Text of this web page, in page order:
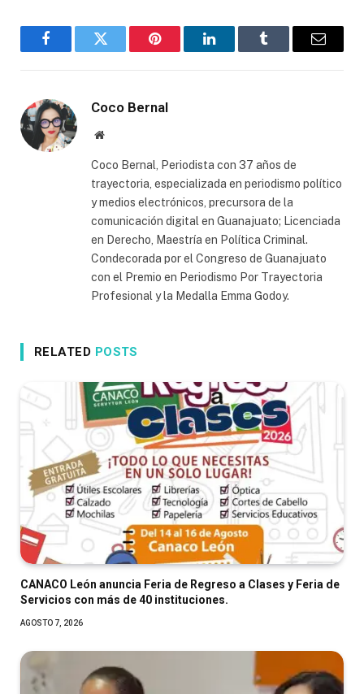
FacebookTwitter Pinterest LinkedInTumblr Email
Coco Bernal
Website
Coco Bernal, Periodista con 37 años de
trayectoria, especializada en periodismo político
y medios electrónicos, precursora de la
comunicación digital en Guanajuato; Licenciada
en Derecho, Maestría en Política Criminal.
Condecorada por el Congreso de Guanajuato
con el Premio en Periodismo Por Trayectoria
Profesional y la Medalla Emma Godoy.
RELATED POSTS
CANACO León anuncia Feria de Regreso a Clases y Feria de
Servicios con más de 40 instituciones.
AGOSTO 7, 2026